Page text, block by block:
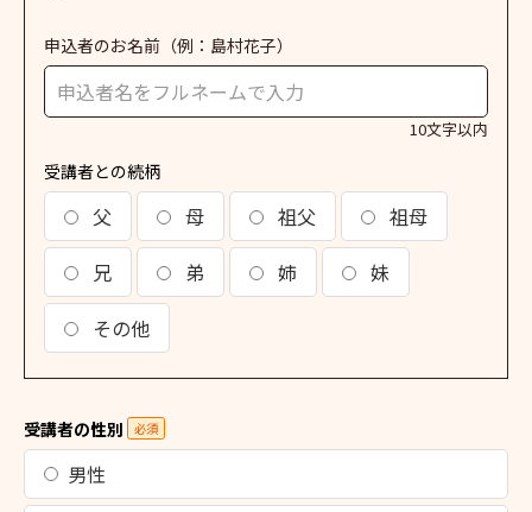
申込者のお名前 （例：島村花子）
10文字以内
受講者との続柄
父 母 祖父
祖母
兄
弟 姉
妹
その他
受講者の性別 必須
男性